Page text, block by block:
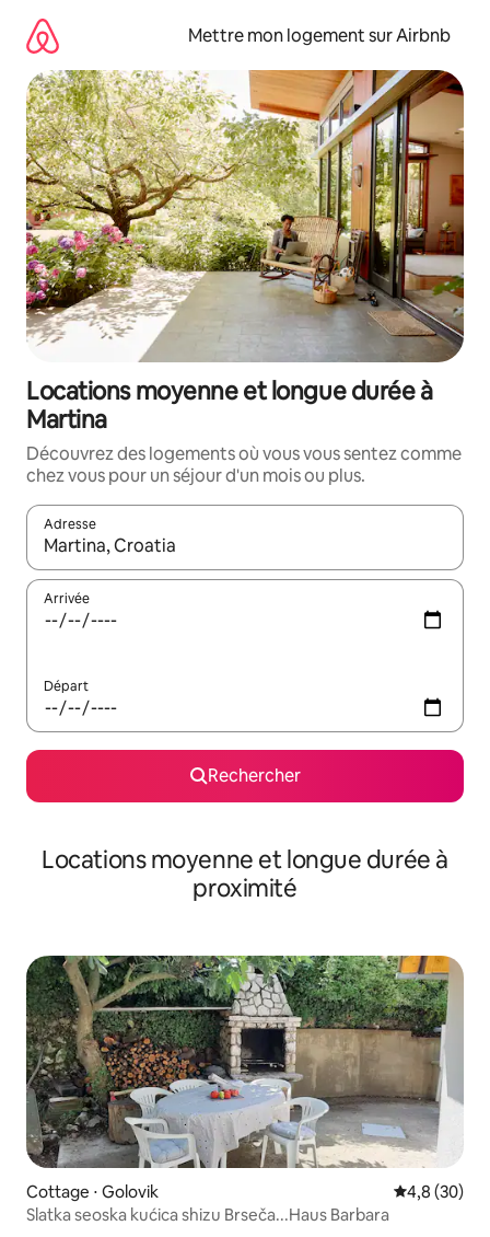
directement
contenu
Mettre mon logement sur Airbnb
Locations moyenne et longue durée à
Martina
Découvrez des logements où vous vous sentez comme
chez vous pour un séjour d'un mois ou plus.
Adresse
Lorsque les résultats s'affichent, utilisez les flèches vers le
Arrivée
Départ
Rechercher
Locations moyenne et longue durée à
proximité
Cottage ⋅ Golovik Évaluation
4,8 (30)
Slatka seoska kućica shizu Brseča...Haus Barbara